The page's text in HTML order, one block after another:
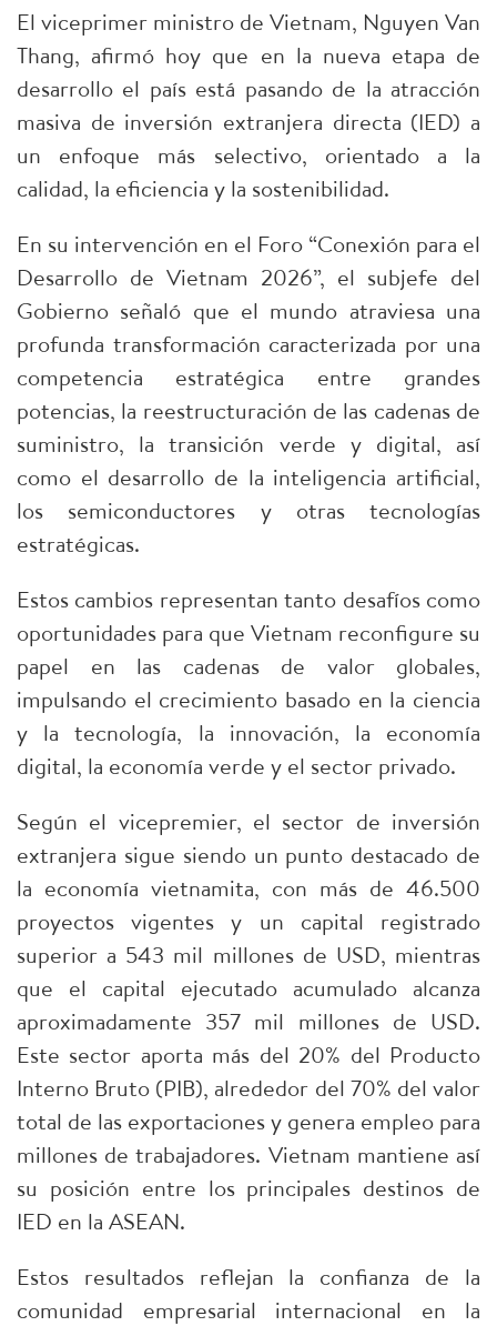
El viceprimer ministro de Vietnam, Nguyen Van
Thang, afirmó hoy que en la nueva etapa de
desarrollo el país está pasando de la atracción
masiva de inversión extranjera directa (IED) a
un enfoque más selectivo, orientado a la
calidad, la eficiencia y la sostenibilidad.
En su intervención en el Foro “Conexión para el
Desarrollo de Vietnam 2026”, el subjefe del
Gobierno señaló que el mundo atraviesa una
profunda transformación caracterizada por una
competencia estratégica entre grandes
potencias, la reestructuración de las cadenas de
suministro, la transición verde y digital, así
como el desarrollo de la inteligencia artificial,
los semiconductores y otras tecnologías
estratégicas.
Estos cambios representan tanto desafíos como
oportunidades para que Vietnam reconfigure su
papel en las cadenas de valor globales,
impulsando el crecimiento basado en la ciencia
y la tecnología, la innovación, la economía
digital, la economía verde y el sector privado.
Según el vicepremier, el sector de inversión
extranjera sigue siendo un punto destacado de
la economía vietnamita, con más de 46.500
proyectos vigentes y un capital registrado
superior a 543 mil millones de USD, mientras
que el capital ejecutado acumulado alcanza
aproximadamente 357 mil millones de USD.
Este sector aporta más del 20% del Producto
Interno Bruto (PIB), alrededor del 70% del valor
total de las exportaciones y genera empleo para
millones de trabajadores. Vietnam mantiene así
su posición entre los principales destinos de
IED en la ASEAN.
Estos resultados reflejan la confianza de la
comunidad empresarial internacional en la